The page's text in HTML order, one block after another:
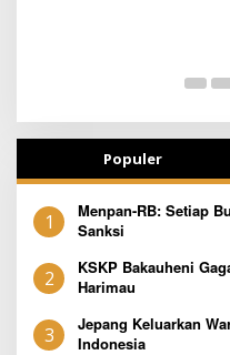
Populer
1
Menpan-RB: Setiap
Sanksi
2
KSKP Bakauheni
Harimau
3
Jepang Keluarkan
Indonesia